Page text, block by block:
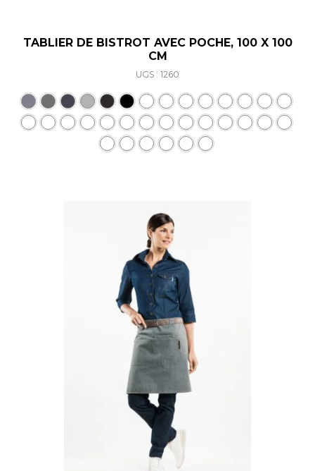
TABLIER DE BISTROT AVEC POCHE, 100 X 100
CM
UGS : 1260